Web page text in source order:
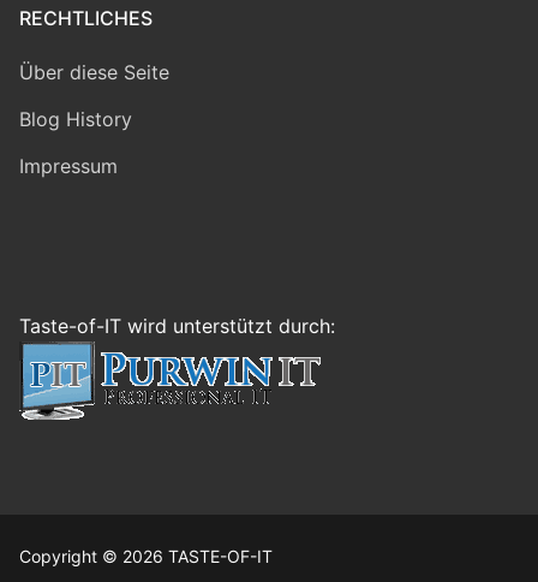
RECHTLICHES
Über diese Seite
Blog History
Impressum
Taste-of-IT wird unterstützt durch:
Copyright © 2026 TASTE-OF-IT